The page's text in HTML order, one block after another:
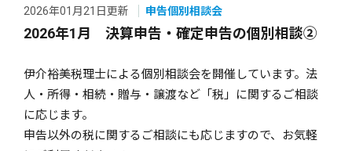
2026年01月21日更新 申告個別相談会
2026年1月 決算申告・確定申告の個別相談②
伊介裕美税理士による個別相談会を開催しています。法
人・所得・相続・贈与・譲渡など「税」に関するご相談
に応じます。
申告以外の税に関するご相談にも応じますので、お気軽